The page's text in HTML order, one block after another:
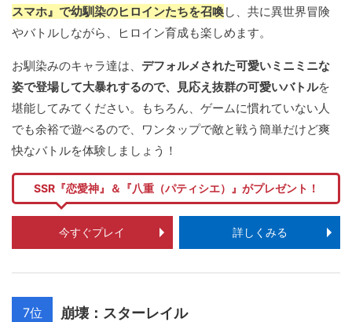
スマホ』で幼馴染のヒロインたちを召喚し、共に異世界冒険
やバトルしながら、ヒロイン育成も楽しめます。
お馴染みのキャラ達は、 デフォルメされた可愛いミニミニな
姿で登場して大暴れするので、見応え抜群の可愛いバトルを
堪能してみてください。もちろん、ゲームに慣れていない人
でも余裕で遊べるので、ワンタップで敵と戦う簡単だけど爽
快なバトルを体験しましょう！
SSR『恋愛神』＆『八重（パティシエ）』がプレゼント！
今すぐプレイ 詳しくみる
7位 崩壊：スターレイル